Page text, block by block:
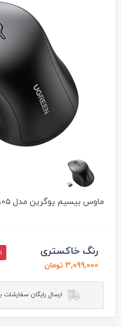
ماوس بیسیم یوگرین مدل MU101-15805
رنگ خاکستری
3,099,000 تومان
ارسال رایگان سفارشات بالای